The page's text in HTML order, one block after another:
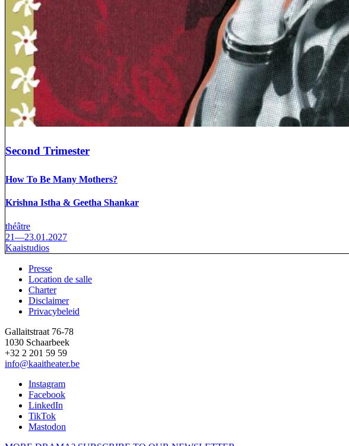
Second Trimester
How To Be Many Mothers?
Krishna Istha & Geetha Shankar
théâtre
21—23.01.2027
Kaaistudios
Footer
Presse
Location de salle
Charter
Disclaimer
Privacybeleid
Gallaitstraat 76-78
1030 Schaarbeek
+32 2 201 59 59
info@kaaitheater.be
Instagram
Facebook
LinkedIn
TikTok
Mastodon